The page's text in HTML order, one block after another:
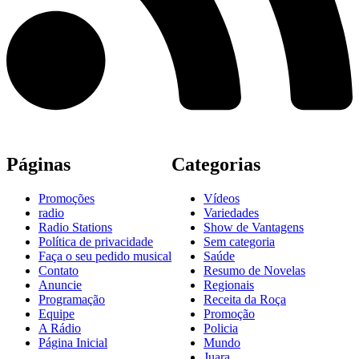
Páginas
Promoções
radio
Radio Stations
Política de privacidade
Faça o seu pedido musical
Contato
Anuncie
Programação
Equipe
A Rádio
Página Inicial
Categorias
Vídeos
Variedades
Show de Vantagens
Sem categoria
Saúde
Resumo de Novelas
Regionais
Receita da Roça
Promoção
Policia
Mundo